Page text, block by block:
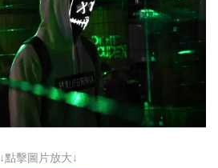
↓點擊圖片放大↓